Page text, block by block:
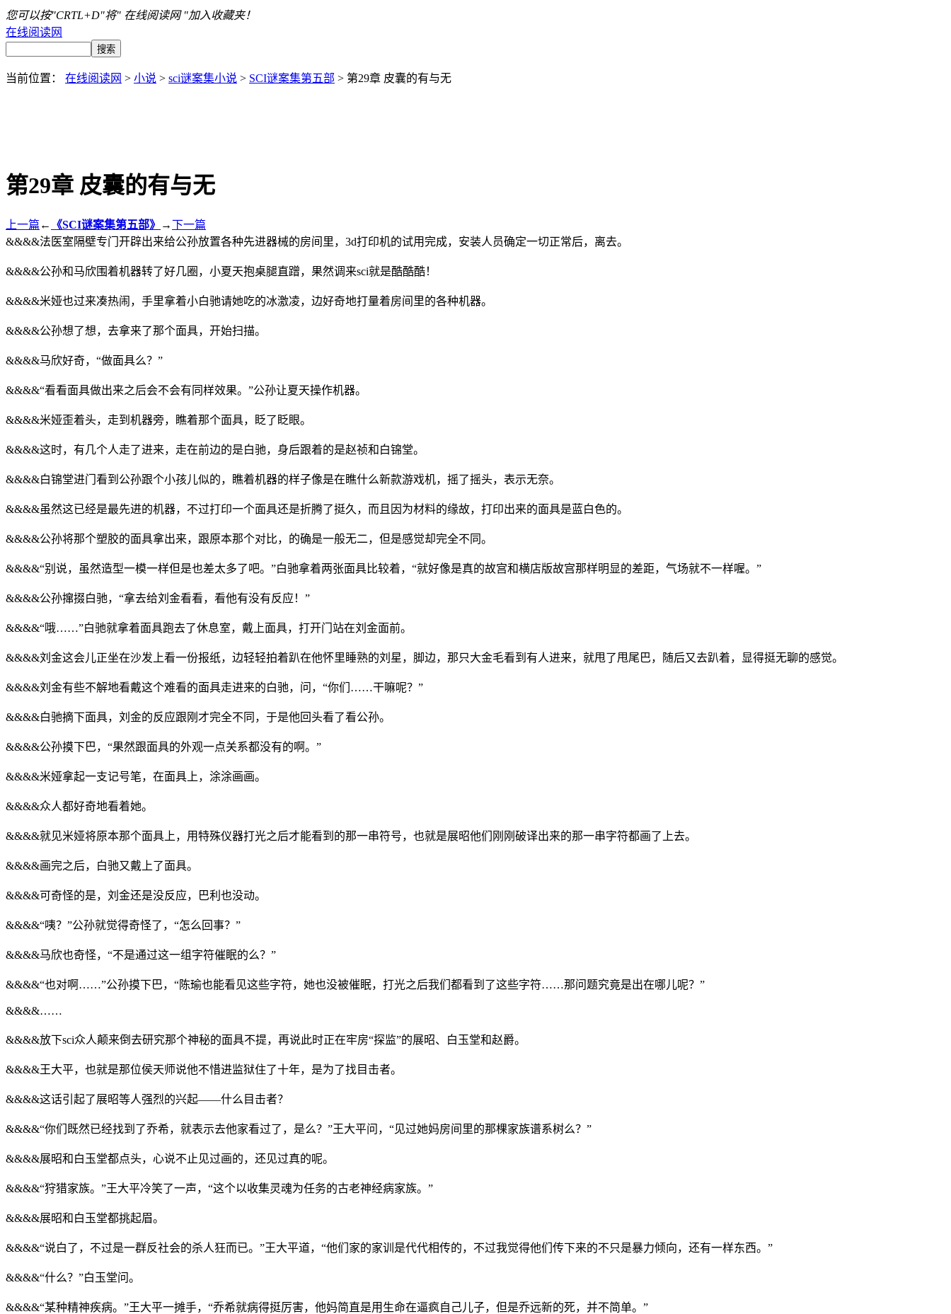
您可以按"CRTL+D"将" 在线阅读网 "加入收藏夹！
在线阅读网
当前位置： 在线阅读网 > 小说 > sci谜案集小说 > SCI谜案集第五部 > 第29章 皮囊的有与无
第29章 皮囊的有与无
上一篇 ← 《SCI谜案集第五部》 →下一篇
&&&&法医室隔壁专门开辟出来给公孙放置各种先进器械的房间里，3d打印机的试用完成，安装人员确定一切正常后，离去。
&&&&公孙和马欣围着机器转了好几圈，小夏天抱桌腿直蹭，果然调来sci就是酷酷酷！
&&&&米娅也过来凑热闹，手里拿着小白驰请她吃的冰激凌，边好奇地打量着房间里的各种机器。
&&&&公孙想了想，去拿来了那个面具，开始扫描。
&&&&马欣好奇，“做面具么？”
&&&&“看看面具做出来之后会不会有同样效果。”公孙让夏天操作机器。
&&&&米娅歪着头，走到机器旁，瞧着那个面具，眨了眨眼。
&&&&这时，有几个人走了进来，走在前边的是白驰，身后跟着的是赵祯和白锦堂。
&&&&白锦堂进门看到公孙跟个小孩儿似的，瞧着机器的样子像是在瞧什么新款游戏机，摇了摇头，表示无奈。
&&&&虽然这已经是最先进的机器，不过打印一个面具还是折腾了挺久，而且因为材料的缘故，打印出来的面具是蓝白色的。
&&&&公孙将那个塑胶的面具拿出来，跟原本那个对比，的确是一般无二，但是感觉却完全不同。
&&&&“别说，虽然造型一模一样但是也差太多了吧。”白驰拿着两张面具比较着，“就好像是真的故宫和横店版故宫那样明显的差距，气场就不一样喔。”
&&&&公孙撺掇白驰，“拿去给刘金看看，看他有没有反应！”
&&&&“哦……”白驰就拿着面具跑去了休息室，戴上面具，打开门站在刘金面前。
&&&&刘金这会儿正坐在沙发上看一份报纸，边轻轻拍着趴在他怀里睡熟的刘星，脚边，那只大金毛看到有人进来，就甩了甩尾巴，随后又去趴着，显得挺无聊的感觉。
&&&&刘金有些不解地看戴这个难看的面具走进来的白驰，问，“你们……干嘛呢？”
&&&&白驰摘下面具，刘金的反应跟刚才完全不同，于是他回头看了看公孙。
&&&&公孙摸下巴，“果然跟面具的外观一点关系都没有的啊。”
&&&&米娅拿起一支记号笔，在面具上，涂涂画画。
&&&&众人都好奇地看着她。
&&&&就见米娅将原本那个面具上，用特殊仪器打光之后才能看到的那一串符号，也就是展昭他们刚刚破译出来的那一串字符都画了上去。
&&&&画完之后，白驰又戴上了面具。
&&&&可奇怪的是，刘金还是没反应，巴利也没动。
&&&&“咦？”公孙就觉得奇怪了，“怎么回事？”
&&&&马欣也奇怪，“不是通过这一组字符催眠的么？”
&&&&“也对啊……”公孙摸下巴，“陈瑜也能看见这些字符，她也没被催眠，打光之后我们都看到了这些字符……那问题究竟是出在哪儿呢？”
&&&&……
&&&&放下sci众人颠来倒去研究那个神秘的面具不提，再说此时正在牢房“探监”的展昭、白玉堂和赵爵。
&&&&王大平，也就是那位侯天师说他不惜进监狱住了十年，是为了找目击者。
&&&&这话引起了展昭等人强烈的兴起——什么目击者？
&&&&“你们既然已经找到了乔希，就表示去他家看过了，是么？”王大平问，“见过她妈房间里的那棵家族谱系树么？”
&&&&展昭和白玉堂都点头，心说不止见过画的，还见过真的呢。
&&&&“狩猎家族。”王大平冷笑了一声，“这个以收集灵魂为任务的古老神经病家族。”
&&&&展昭和白玉堂都挑起眉。
&&&&“说白了，不过是一群反社会的杀人狂而已。”王大平道，“他们家的家训是代代相传的，不过我觉得他们传下来的不只是暴力倾向，还有一样东西。”
&&&&“什么？”白玉堂问。
&&&&“某种精神疾病。”王大平一摊手，“乔希就病得挺厉害，他妈简直是用生命在逼疯自己儿子，但是乔远新的死，并不简单。”